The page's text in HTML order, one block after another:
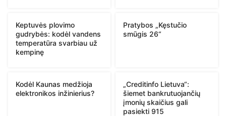
Keptuvės plovimo
gudrybės: kodėl vandens
temperatūra svarbiau už
kempinę
Pratybos „Kęstučio
smūgis 26“
Kodėl Kaunas medžioja
elektronikos inžinierius?
„Creditinfo Lietuva“:
šiemet bankrutuojančių
įmonių skaičius gali
pasiekti 915